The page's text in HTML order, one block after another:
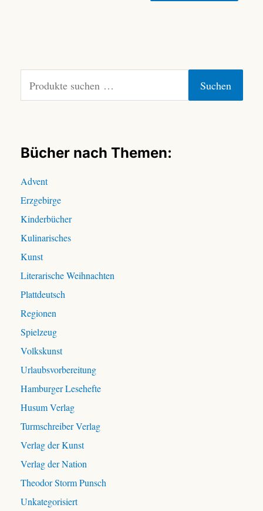
c
n
n
c
h
:
Suchen
Bücher nach Themen:
Advent
Erzgebirge
Kinderbücher
Kulinarisches
Kunst
Literarische Weihnachten
Plattdeutsch
Regionen
Spielzeug
Volkskunst
Urlaubsvorbereitung
Hamburger Lesehefte
Husum Verlag
Turmschreiber Verlag
Verlag der Kunst
Verlag der Nation
Theodor Storm Punsch
Unkategorisiert